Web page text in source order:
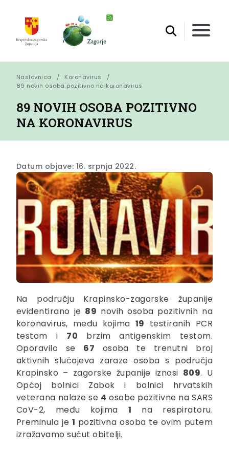
Naslovnica
Koronavirus
89 novih osoba pozitivno na koronavirus
89 NOVIH OSOBA POZITIVNO
NA KORONAVIRUS
Datum objave: 16. srpnja 2022.
Na području Krapinsko-zagorske županije
evidentirano je 89 novih osoba pozitivnih na
koronavirus, među kojima 19 testiranih PCR
testom i 70 brzim antigenskim testom.
Oporavilo se 67 osoba te trenutni broj
aktivnih slučajeva zaraze osoba s područja
Krapinsko – zagorske županije iznosi 809. U
Općoj bolnici Zabok i bolnici hrvatskih
veterana nalaze se 4 osobe pozitivne na SARS
CoV-2, među kojima 1 na respiratoru.
Preminula je 1 pozitivna osoba te ovim putem
izražavamo sućut obitelji.